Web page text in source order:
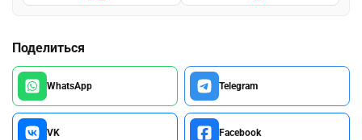
Поделиться
WhatsApp Telegram
VK Facebook